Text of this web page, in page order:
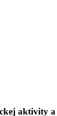
aktivity